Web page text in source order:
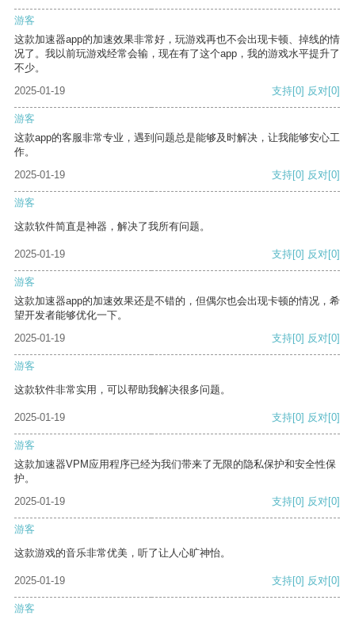
游客
这款加速器app的加速效果非常好，玩游戏再也不会出现卡顿、掉线的情
况了。我以前玩游戏经常会输，现在有了这个app，我的游戏水平提升了
不少。
2025-01-19
支持[0] 反对[0]
游客
这款app的客服非常专业，遇到问题总是能够及时解决，让我能够安心工
作。
2025-01-19
支持[0] 反对[0]
游客
这款软件简直是神器，解决了我所有问题。
2025-01-19 支持[0] 反对[0]
游客
这款加速器app的加速效果还是不错的，但偶尔也会出现卡顿的情况，希
望开发者能够优化一下。
2025-01-19
支持[0] 反对[0]
游客
这款软件非常实用，可以帮助我解决很多问题。
2025-01-19 支持[0] 反对[0]
游客
这款加速器VPM应用程序已经为我们带来了无限的隐私保护和安全性保
护。
2025-01-19
支持[0] 反对[0]
游客
这款游戏的音乐非常优美，听了让人心旷神怡。
2025-01-19 支持[0] 反对[0]
游客